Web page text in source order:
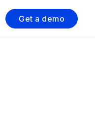
Get a demo